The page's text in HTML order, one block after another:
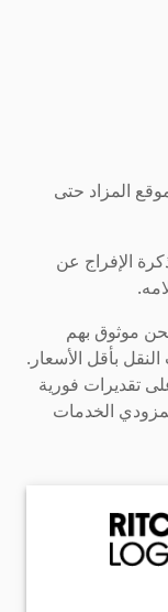
المزاد حتى
الإفراج عن
موثوق بهم
بأقل الأسعار.
تقديرات فورية
الخدمات